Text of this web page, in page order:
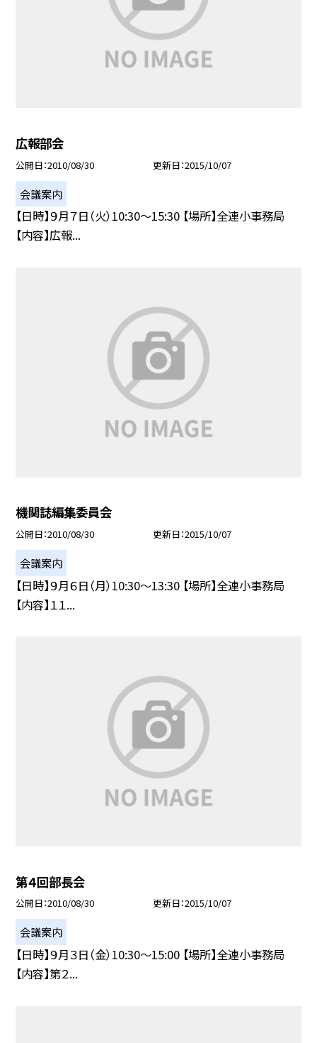
広報部会
公開日 2010/08/30 更新日 2015/10/07
会議案内
【日時】９月７日（火）10:30〜15:30 【場所】全連小事務局
【内容】広報...
機関誌編集委員会
公開日 2010/08/30 更新日 2015/10/07
会議案内
【日時】９月６日（月）10:30〜13:30 【場所】全連小事務局
【内容】１１...
第４回部長会
公開日 2010/08/30 更新日 2015/10/07
会議案内
【日時】９月３日（金）10:30〜15:00 【場所】全連小事務局
【内容】第２...